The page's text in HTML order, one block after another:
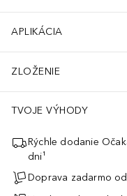
APLIKÁCIA
ZLOŽENIE
TVOJE VÝHODY
Rýchle dodanie
dni¹
Doprava zadarmo